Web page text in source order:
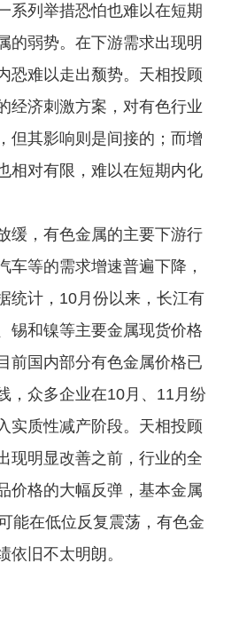
系列举措恐怕也难以在短期
的弱势。在下游需求出现明
恐难以走出颓势。天相投顾
经济刺激方案，对有色行业
但其影响则是间接的；而增
相对有限，难以在短期内化
，有色金属的主要下游行
车等的需求增速普遍下降，
统计，10月份以来，长江有
锡和镍等主要金属现货价格
前国内部分有色金属价格已
，众多企业在10月、11月纷
实质性减产阶段。天相投顾
现明显改善之前，行业的全
价格的大幅反弹，基本金属
能在低位反复震荡，有色金
依旧不太明朗。